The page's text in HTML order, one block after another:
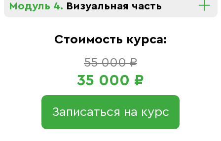
Модуль 4. Визуальная часть
Стоимость курса:
55 000 ₽
35 000 ₽
Записаться на курс